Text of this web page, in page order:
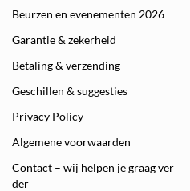
Beurzen en evenementen 2026
Garantie & zekerheid
Betaling & verzending
Geschillen & suggesties
Privacy Policy
Algemene voorwaarden
Contact – wij helpen je graag ver
der